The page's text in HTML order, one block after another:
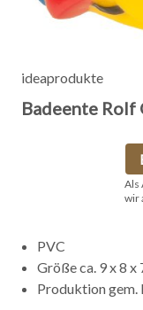
ideaprodukte
Badeente
Als
wir
PVC
Größe ca. 9 x 8 x
Produktion gem.